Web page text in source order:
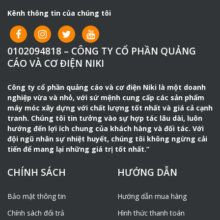
Xuất xứ
Bảo hành
kẹp khoan , bạc đạn,
capa.) 6 tháng phần
Ưu Điểm Máy Khoan Bàn Tiến Đạt
– Đặc biệtmáy khoansử dụng hai bộ lò xo chống rút mũi
khoan khi gia công.
– Thiết kế đẹp mắt, thân làm từ gang chắc chắn.
– Lớp vỏ dày đẹp, bền được sơn công nghệ tĩnh điện.
– Máy có thiết kế dạng trụ đứng, có gắn động cơ vận
– Dưới cùng là chân đế có dạng hình vuông/chữ nhật.
–Máy khoantrang bị mô tơ được cuốn từ 100% dây
Kênh thông tin của chúng tôi
0102094818 – CÔNG TY CỔ PHẦN QUẢNG
CÁO VÀ CƠ ĐIỆN NIKI
Công ty cổ phần quảng cáo và cơ điện Niki là một doanh
nghiệp vừa và nhỏ, với sứ mệnh cung cấp các sản phẩm
máy móc xây dựng với chất lượng tốt nhất và giá cả cạnh
tranh. Chúng tôi tin tưởng vào sự hợp tác lâu dài, luôn
hướng đến lợi ích chung của khách hàng và đối tác. Với
đội ngũ nhân sự nhiệt huyết, chúng tôi không ngừng cải
tiến để mang lại những giá trị tốt nhất.”
CHÍNH SÁCH
Bảo mật thông tin
Chính sách đổi trả
HƯỚNG DẪN
Hướng dẫn mua hàng
Hình thức thanh toán